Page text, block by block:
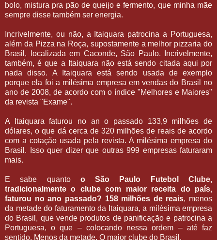
bolo, mistura pra pão de queijo e fermento, que minha mãe
sempre disse também ser energia.
Incrivelmente, ou não, a Itaiquara patrocina a Portuguesa,
além da Pizza na Roça, supostamente a melhor pizzaria do
Brasil, localizada em Caconde, São Paulo. Incrivelmente,
também, é que a Itaiquara não está sendo citada aqui por
nada disso. A Itaiquara está sendo usada de exemplo
porque ela foi a milésima empresa em vendas do Brasil no
ano de 2008, de acordo com o índice "Melhores e Maiores"
da revista "Exame".
A Itaiquara faturou no an o passado 133,9 milhões de
dólares, o que dá cerca de 320 milhões de reais de acordo
com a cotação usada pela revista. A milésima empresa do
Brasil. Isso quer dizer que outras 999 empresas faturaram
mais.
E sabe quanto o São Paulo Futebol Clube,
tradicionalmente o clube com maior receita do país,
faturou no ano passado? 158 milhões de reais, menos
da metade do faturamento da Itaiquara, a milésima empresa
do Brasil, que vende produtos de panificação e patrocina a
Portuguesa, o que – colocando nessa ordem – até faz
sentido. Menos da metade. O maior clube do Brasil.